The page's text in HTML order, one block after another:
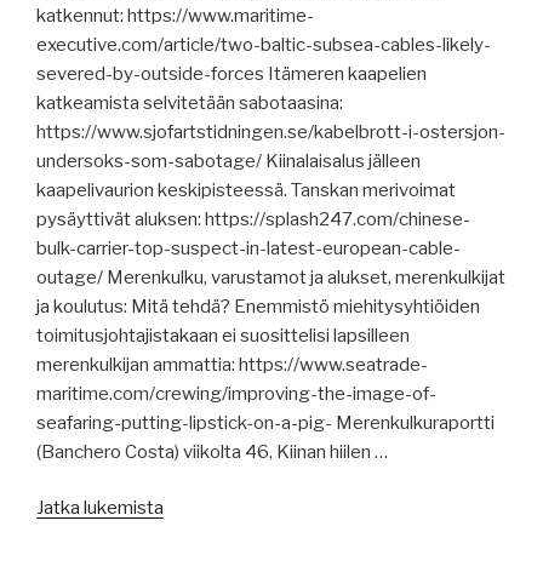
apukoneen
testaus,
FuelEU
-
pooli,
Norsepower,
COP29,
Spliethoff-
alukselle
6
kuukauden
tulokielto,
vakuutustakuutoimikunta,
viskiä
145
vuotta
katkennut: https://www.maritime-
executive.com/article/two-baltic-subsea-cables-likely-
severed-by-outside-forces Itämeren kaapelien
katkeamista selvitetään sabotaasina:
https://www.sjofartstidningen.se/kabelbrott-i-ostersjon-
undersoks-som-sabotage/ Kiinalaisalus jälleen
kaapelivaurion keskipisteessä. Tanskan merivoimat
pysäyttivät aluksen: https://splash247.com/chinese-
bulk-carrier-top-suspect-in-latest-european-cable-
outage/ Merenkulku, varustamot ja alukset, merenkulkijat
ja koulutus: Mitä tehdä? Enemmistö miehitysyhtiöiden
toimitusjohtajistakaan ei suosittelisi lapsilleen
merenkulkijan ammattia: https://www.seatrade-
maritime.com/crewing/improving-the-image-of-
seafaring-putting-lipstick-on-a-pig- Merenkulkuraportti
(Banchero Costa) viikolta 46, Kiinan hiilen …
Jatka lukemista